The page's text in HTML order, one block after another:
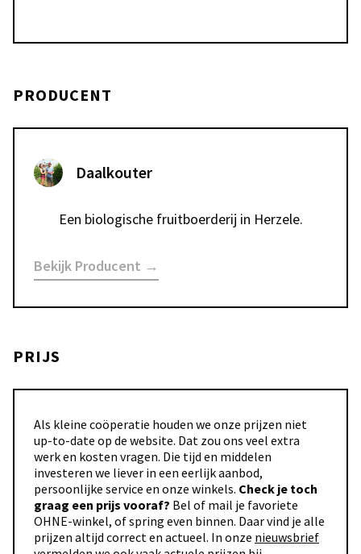
PRODUCENT
Daalkouter
Een biologische fruitboerderij in Herzele.
Bekijk Producent →
PRIJS
Als kleine coöperatie houden we onze prijzen niet
up-to-date op de website. Dat zou ons veel extra
werk en kosten vragen. Die tijd en middelen
investeren we liever in een eerlijk aanbod,
persoonlijke service en onze winkels. Check je toch
graag een prijs vooraf? Bel of mail je favoriete
OHNE-winkel, of spring even binnen. Daar vind je alle
prijzen altijd correct en actueel. In onze nieuwsbrief